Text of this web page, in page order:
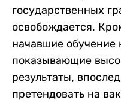
государственных
освобождается.
начавшие обучение
показывающие
результаты,
претендовать на